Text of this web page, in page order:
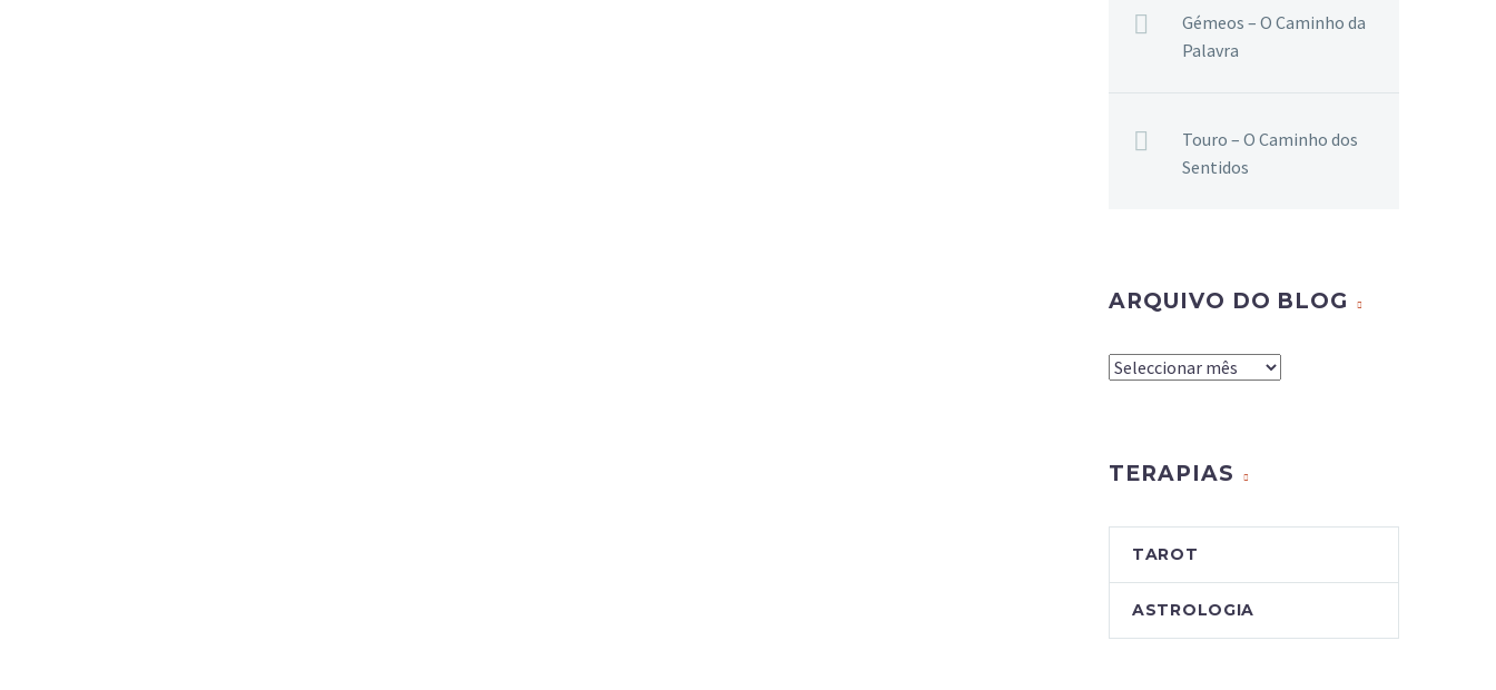
Gémeos – O Caminho da
Palavra
Touro – O Caminho dos
Sentidos
ARQUIVO DO BLOG
Arquivo
TERAPIAS
TAROT
ASTROLOGIA